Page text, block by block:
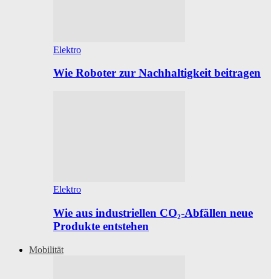
Elektro
Wie Roboter zur Nachhaltigkeit beitragen
Elektro
Wie aus industriellen CO₂-Abfällen neue
Produkte entstehen
Mobilität